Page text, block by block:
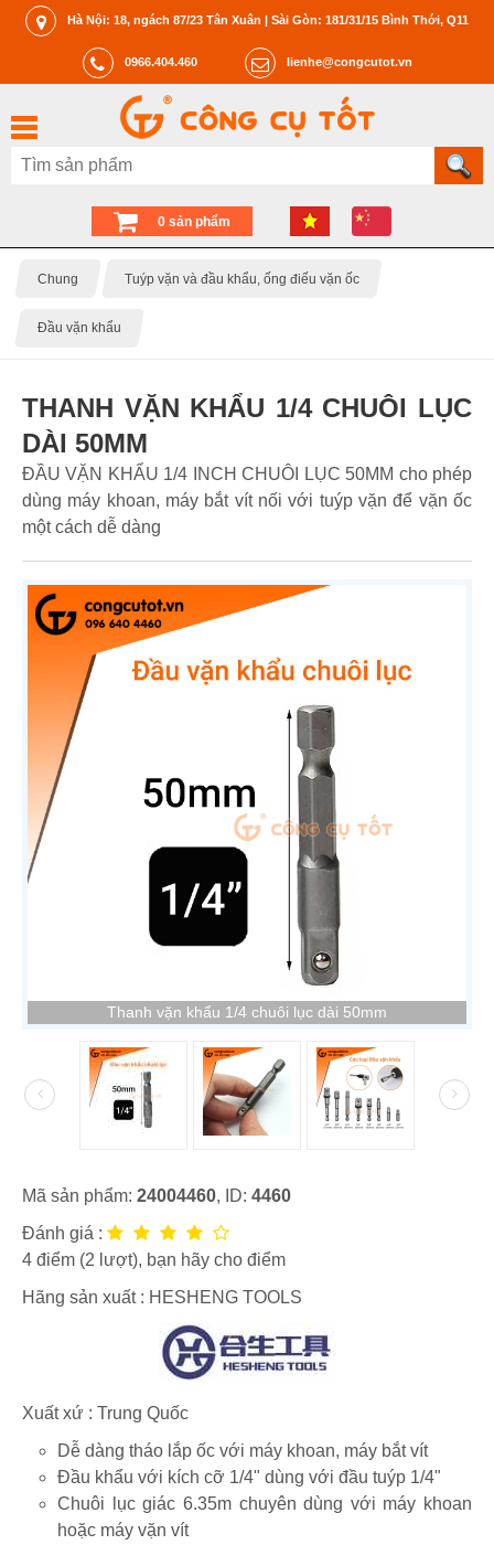
Hà Nội: 18, ngách 87/23 Tân Xuân | Sài Gòn: 181/31/15 Bình Thới, Q11
0966.404.460 lienhe@congcutot.vn
0 sản phẩm
Chung Tuýp vặn và đầu khẩu, ống điếu vặn ốc
Đầu vặn khẩu
THANH VẶN KHẨU 1/4 CHUÔI LỤC
DÀI 50MM
ĐẦU VẶN KHẨU 1/4 INCH CHUÔI LỤC 50MM cho phép
dùng máy khoan, máy bắt vít nối với tuýp vặn để vặn ốc
một cách dễ dàng
Thanh vặn khẩu 1/4 chuôi lục dài 50mm
Mã sản phẩm: 24004460, ID: 4460
Đánh giá :
4 điểm (2 lượt), bạn hãy cho điểm
Hãng sản xuất : HESHENG TOOLS
Xuất xứ : Trung Quốc
Dễ dàng tháo lắp ốc với máy khoan, máy bắt vít
Đầu khẩu với kích cỡ 1/4" dùng với đầu tuýp 1/4"
Chuôi lục giác 6.35m chuyên dùng với máy khoan
hoặc máy vặn vít